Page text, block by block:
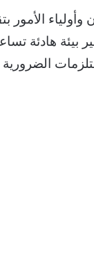
وأولياء
بيئة هادئة